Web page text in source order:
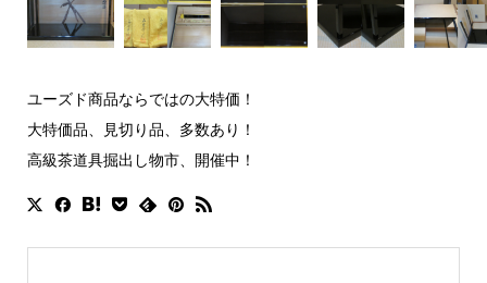
ユーズド商品ならではの大特価！
大特価品、見切り品、多数あり！
高級茶道具掘出し物市、開催中！